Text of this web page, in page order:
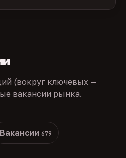
(вокруг ключевых —
вакансии рынка.
Вакансии 679